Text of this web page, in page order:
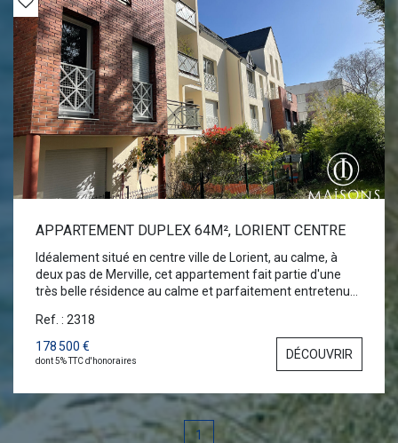
gamme et des équipements complets. Une valeur sûre
d'investissement pour soi ou pour de la location !
APPARTEMENT DUPLEX 64M², LORIENT CENTRE
Idéalement situé en centre ville de Lorient, au calme, à
deux pas de Merville, cet appartement fait partie d'une
très belle résidence au calme et parfaitement entretenue.
dégagée ce duplex est distribué comme suit : entrée avec
dégagement, cuisine aménagée et équipée, séjour-salon,
wc, rangement. A l'étage : palier, dressing, chambre, salle
de bains. Garage et cave au sous-sol Charge de
copropriété: 178 €uros/ mois
Ref. : 2318
178 500 €
dont 5% TTC d'honoraires DÉCOUVRIR
1